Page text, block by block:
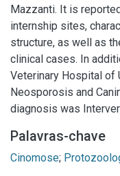
Mazzanti. It is
internship sites,
structure, as well as
clinical cases. In
Veterinary Hospital of
Neosporosis and
diagnosis was
Palavras-chave
Cinomose;